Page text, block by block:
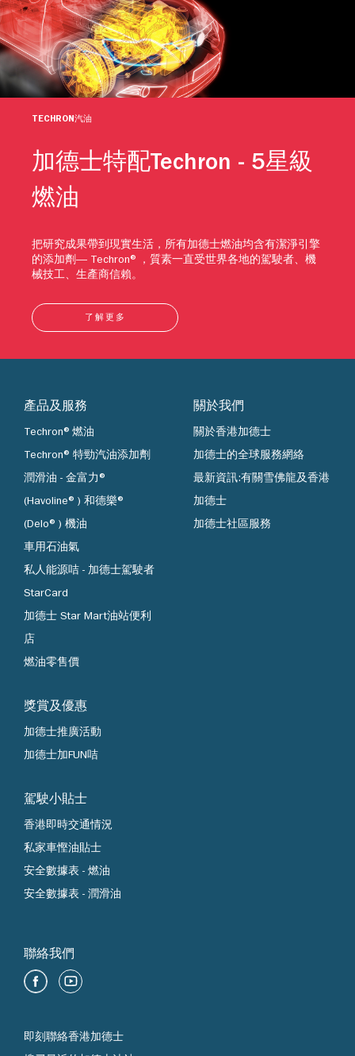
加德士特配Techron - 5星級
把研究成果帶到現實生活，所有加德士燃油均含有潔淨引擎
的添加劑— Techron®，質素一直受世界各地的駕駛者、機
產品及服務
Techron®燃油
Techron® 特勁汽油添加劑
潤滑油 - 金富力®
(Havoline®) 和德樂®
(Delo®) 機油
車用石油氣
私人能源咭 - 加德士駕駛者
StarCard
加德士 Star Mart油站便利
店
獎賞及優惠
加德士推廣活動
駕駛小貼士
香港即時交通情況
私家車慳油貼士
安全數據表 - 燃油
關於我們
關於香港加德士
加德士的全球服務網絡
最新資訊:有關雪佛龍及香港
加德士
聯絡我們